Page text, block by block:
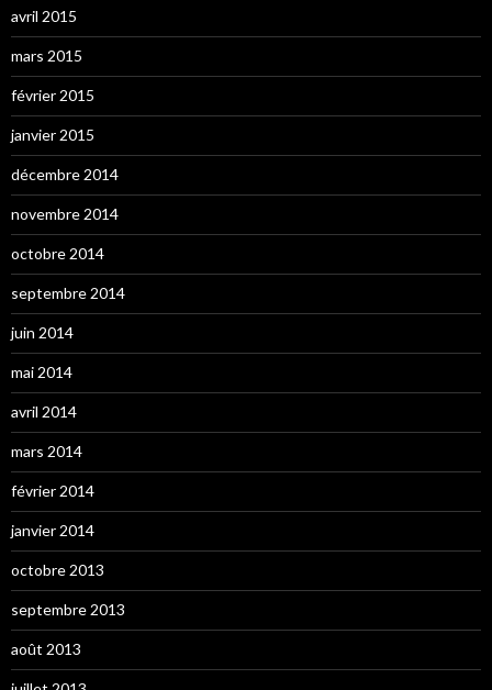
avril 2015
mars 2015
février 2015
janvier 2015
décembre 2014
novembre 2014
octobre 2014
septembre 2014
juin 2014
mai 2014
avril 2014
mars 2014
février 2014
janvier 2014
octobre 2013
septembre 2013
août 2013